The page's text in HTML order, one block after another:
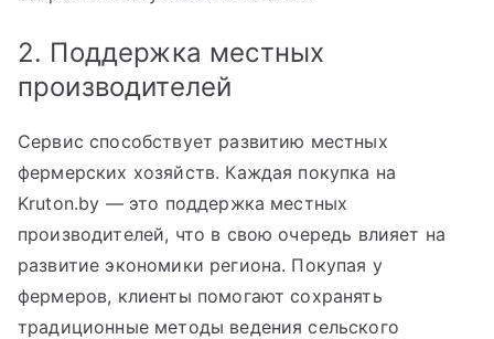
2. Поддержка местных
производителей
Сервис способствует развитию местных
фермерских хозяйств. Каждая покупка на
Kruton.by — это поддержка местных
производителей, что в свою очередь влияет на
развитие экономики региона. Покупая у
фермеров, клиенты помогают сохранять
традиционные методы ведения сельского